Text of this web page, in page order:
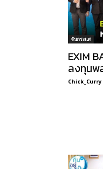
จับกระแส
EXIM
ลงทุนพ
Chick_Curry